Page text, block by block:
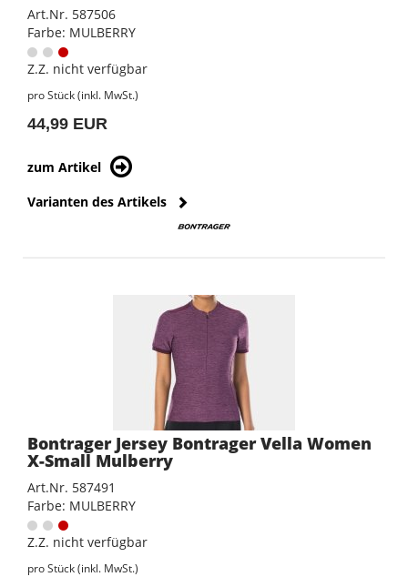
Art.Nr. 587506
Farbe: MULBERRY
Z.Z. nicht verfügbar
pro Stück (inkl. MwSt.)
44,99 EUR
zum Artikel
Varianten des Artikels
Bontrager Jersey Bontrager Vella Women
X-Small Mulberry
Art.Nr. 587491
Farbe: MULBERRY
Z.Z. nicht verfügbar
pro Stück (inkl. MwSt.)